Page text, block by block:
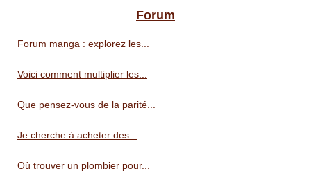
Forum
Forum manga : explorez les...
Voici comment multiplier les...
Que pensez-vous de la parité...
Je cherche à acheter des...
Où trouver un plombier pour...